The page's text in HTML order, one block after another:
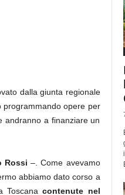
dalla giunta regionale
programmando opere per
andranno a finanziare un
Rossi –. Come avevamo
abbiamo dato corso a
Toscana contenute nel